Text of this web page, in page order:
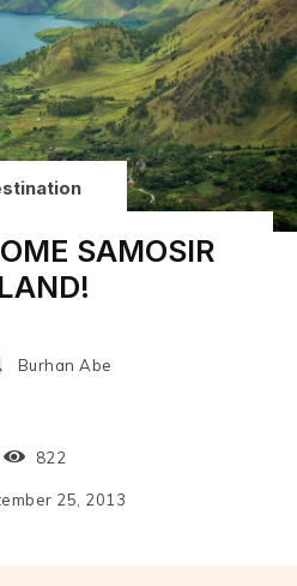
SAMOSIR
Burhan Abe
822
25, 2013